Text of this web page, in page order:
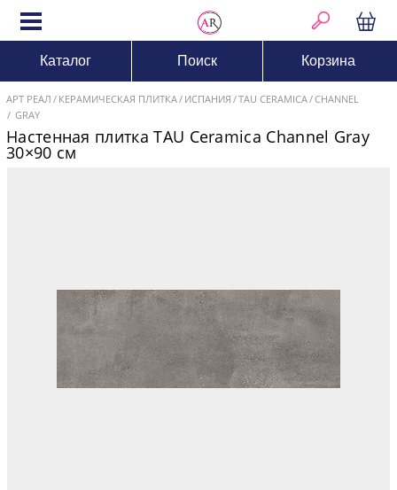
Каталог Поиск Корзина
АРТ РЕАЛ КЕРАМИЧЕСКАЯ ПЛИТКА ИСПАНИЯ TAU CERAMICA CHANNEL
GRAY
Настенная плитка TAU Сeramica Channel Gray
30×90 см